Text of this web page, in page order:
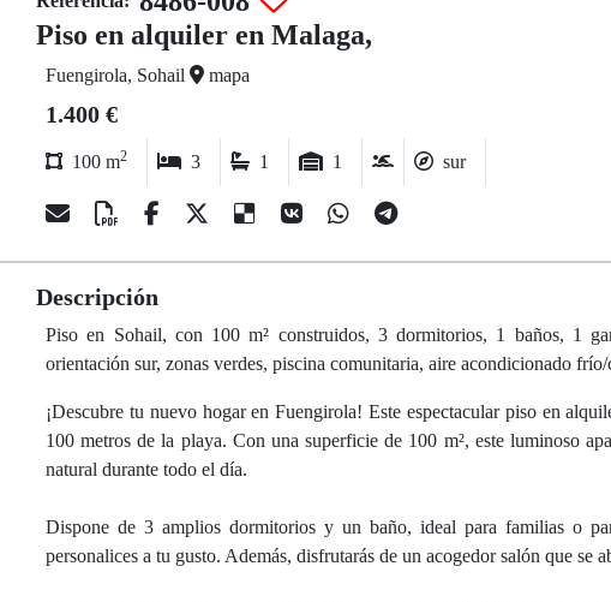
Piso en alquiler en Malaga,
Fuengirola, Sohail mapa
1.400 €
100 m2 3 1 1 sur
Descripción
Piso en Sohail, con 100 m² construidos, 3 dormitorios, 1 baños, 1
orientación sur, zonas verdes, piscina comunitaria, aire acondicionado
¡Descubre tu nuevo hogar en Fuengirola! Este espectacular piso en
100 metros de la playa. Con una superficie de 100 m², este luminoso
natural durante todo el día.
Dispone de 3 amplios dormitorios y un baño, ideal para familias o
personalices a tu gusto. Además, disfrutarás de un acogedor salón que se